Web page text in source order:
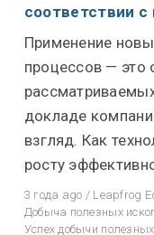
соответствии
Применение
процессов — это
докладе
взгляд. Как
росту
3 года ago / Leapfrog
Добыча полезных
Успех добычи